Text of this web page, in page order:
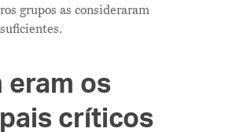
grupos as consideraram
eram os
críticos
Notícias